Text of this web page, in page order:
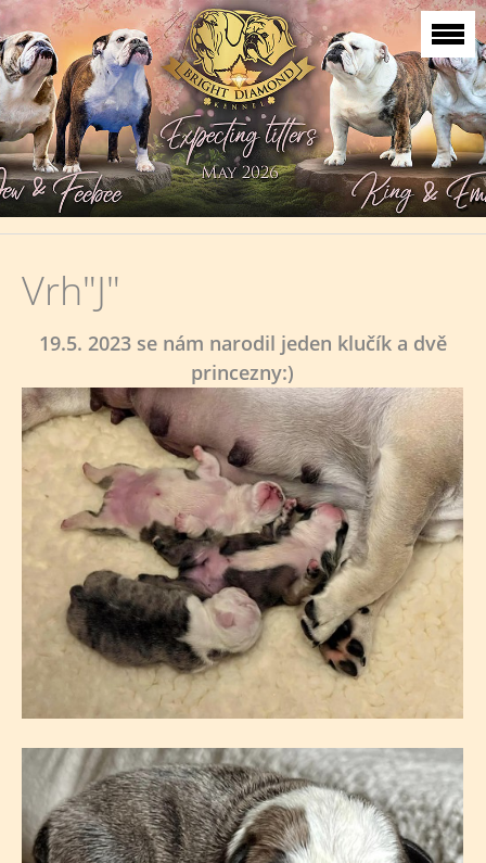
Vrh"J"
19.5. 2023 se nám narodil jeden klučík a dvě
princezny:)